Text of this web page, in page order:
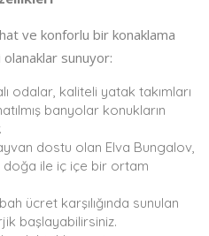
ve konforlu bir konaklama
sunuyor:
odalar, kaliteli yatak takımları
banyolar konukların
dostu olan Elva Bungalov,
doğa ile iç içe bir ortam
ücret karşılığında sunulan
başlayabilirsiniz.